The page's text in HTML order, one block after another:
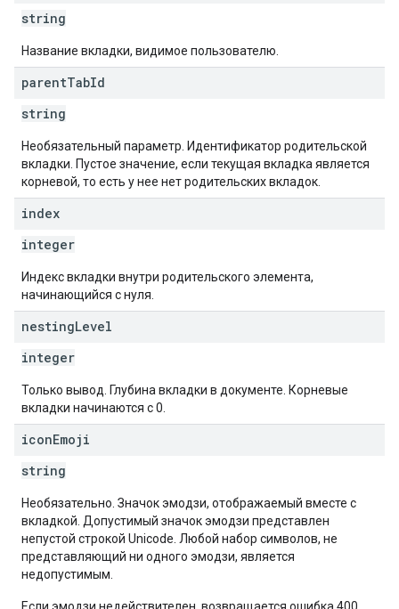
string
Название вкладки, видимое пользователю.
parentTabId
string
Необязательный параметр. Идентификатор родительской
вкладки. Пустое значение, если текущая вкладка является
корневой, то есть у нее нет родительских вкладок.
index
integer
Индекс вкладки внутри родительского элемента,
начинающийся с нуля.
nestingLevel
integer
Только вывод. Глубина вкладки в документе. Корневые
вкладки начинаются с 0.
iconEmoji
string
Необязательно. Значок эмодзи, отображаемый вместе с
вкладкой. Допустимый значок эмодзи представлен
непустой строкой Unicode. Любой набор символов, не
представляющий ни одного эмодзи, является
недопустимым.